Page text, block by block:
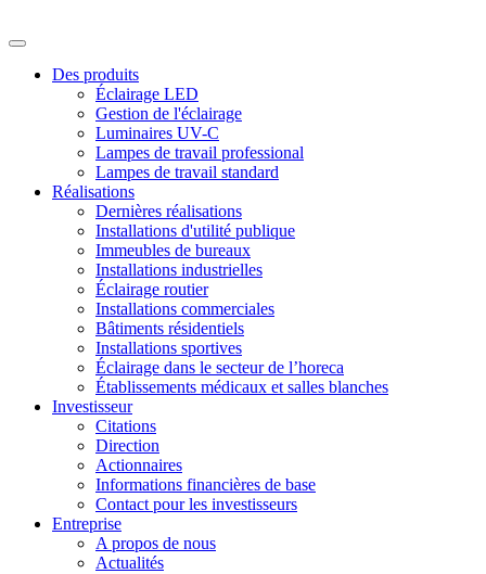
Des produits
Éclairage LED
Gestion de l'éclairage
Luminaires UV-C
Lampes de travail professional
Lampes de travail standard
Réalisations
Dernières réalisations
Installations d'utilité publique
Immeubles de bureaux
Installations industrielles
Éclairage routier
Installations commerciales
Bâtiments résidentiels
Installations sportives
Éclairage dans le secteur de l’horeca
Établissements médicaux et salles blanches
Investisseur
Citations
Direction
Actionnaires
Informations financières de base
Contact pour les investisseurs
Entreprise
A propos de nous
Actualités